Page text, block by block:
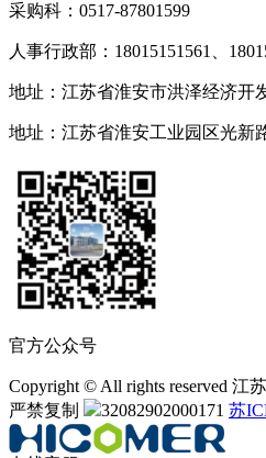
采购科：0517-87801599
人事行政部：18015151561、
地址：江苏省淮安市洪泽经济开
地址：江苏省淮安工业园区光新
官方公众号
Copyright © All rights reserved
严禁复制
32082902000171 苏